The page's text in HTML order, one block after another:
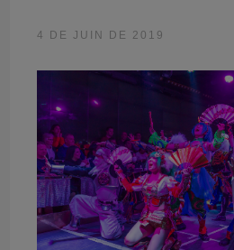
4 DE JUIN DE 2019